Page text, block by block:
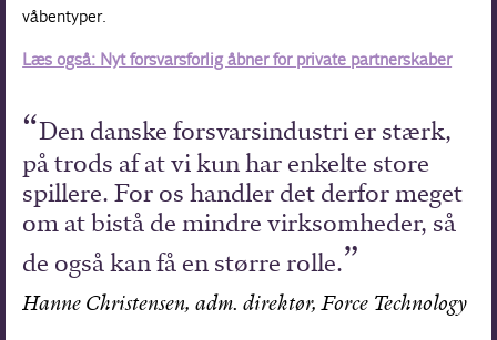
våbentyper.
Læs også: Nyt forsvarsforlig åbner for private partnerskaber
Den danske forsvarsindustri er stærk,
på trods af at vi kun har enkelte store
spillere. For os handler det derfor meget
om at bistå de mindre virksomheder, så
de også kan få en større rolle.
Hanne Christensen, adm. direktør, Force Technology